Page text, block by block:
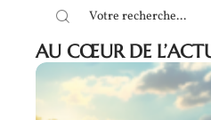
AU CŒUR DE